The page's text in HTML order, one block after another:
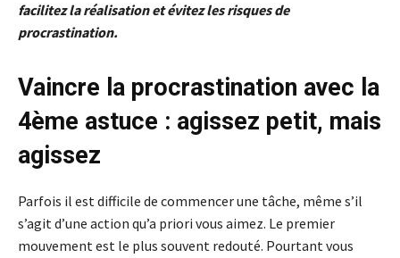
facilitez la réalisation et évitez les risques de
procrastination.
Vaincre l a procrastination avec la
4ème astuce : agissez petit, mais
agissez
Parfois il est difficile de commencer une tâche, même s’il
s’agit d’une action qu’a priori vous aimez. Le premier
mouvement est le plus souvent redouté. Pourtant vous